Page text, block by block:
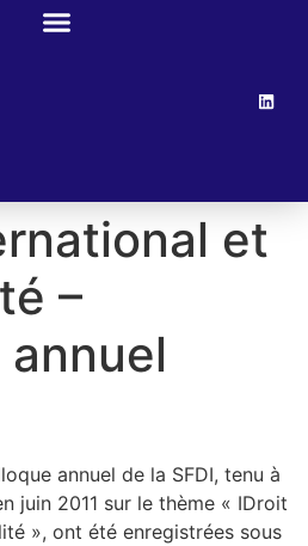
et
–
annuel de la SFDI, tenu à
juin 2011 sur le thème « IDroit
», ont été enregistrées sous